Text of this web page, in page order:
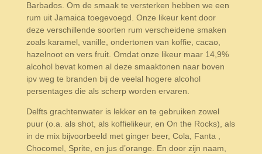
Barbados. Om de smaak te versterken hebben we een
rum uit Jamaica toegevoegd. Onze likeur kent door
deze verschillende soorten rum verscheidene smaken
zoals karamel, vanille, ondertonen van koffie, cacao,
hazelnoot en vers fruit. Omdat onze likeur maar 14,9%
alcohol bevat komen al deze smaaktonen naar boven
ipv weg te branden bij de veelal hogere alcohol
persentages die als scherp worden ervaren.
Delfts grachtenwater is lekker en te gebruiken zowel
puur (o.a. als shot, als koffielikeur, en On the Rocks), als
in de mix bijvoorbeeld met ginger beer, Cola, Fanta ,
Chocomel, Sprite, en jus d’orange. En door zijn naam,